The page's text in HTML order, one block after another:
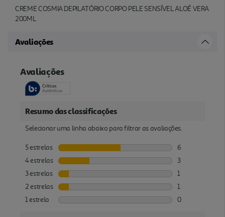
CREME COSMIA DEPILATÓRIO CORPO PELE SENSÍVEL ALOÉ VERA
200ML
Avaliações